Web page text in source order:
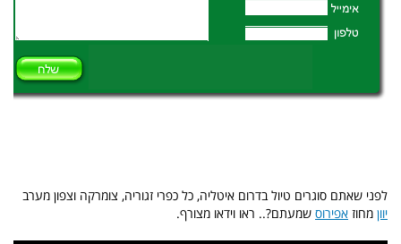
לפני שאתם סוגרים טיול בדרום איטליה, כל כפרי זגוריה, צומרקה וצפון מערב
יוון מחוז אפירוס שמעתם?.. ראו וידאו מצורף.